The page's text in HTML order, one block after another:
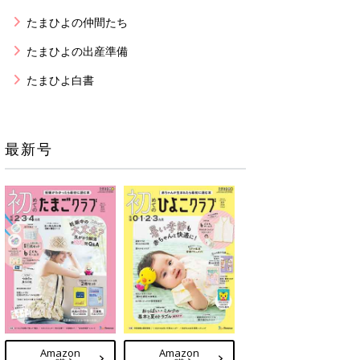
たまひよの仲間たち
たまひよの出産準備
たまひよ白書
最新号
Amazon Amazon